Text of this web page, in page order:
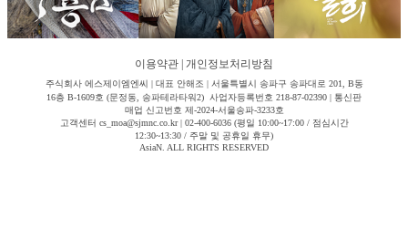
이용약관 개인정보처리방침
주식회사 에스제이엠엔씨 | 대표 안해조 | 서울특별시 송파구 송파대로 201, B동
16층 B-1609호 (문정동, 송파테라타워2) 사업자등록번호 218-87-02390 | 통신판
매업 신고번호 제-2024-서울송파-3233호
고객센터 cs_moa@sjmnc.co.kr | 02-400-6036 (평일 10:00~17:00 / 점심시간
12:30~13:30 / 주말 및 공휴일 휴무)
AsiaN. ALL RIGHTS RESERVED